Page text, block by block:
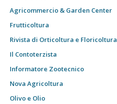
Agricommercio & Garden Center
Frutticoltura
Rivista di Orticoltura e Floricoltura
Il Contoterzista
Informatore Zootecnico
Nova Agricoltura
Olivo e Olio